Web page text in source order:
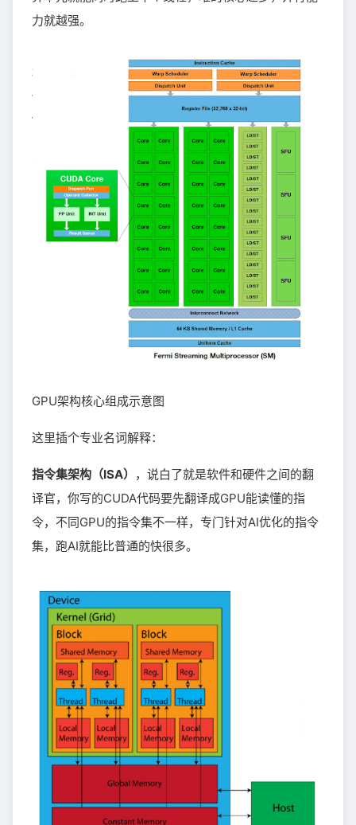
力就越强。
GPU架构核心组成示意图
这里插个专业名词解释：
指令集架构（ISA） ，说白了就是软件和硬件之间的翻
译官，你写的CUDA代码要先翻译成GPU能读懂的指
令，不同GPU的指令集不一样，专门针对AI优化的指令
集，跑AI就能比普通的快很多。